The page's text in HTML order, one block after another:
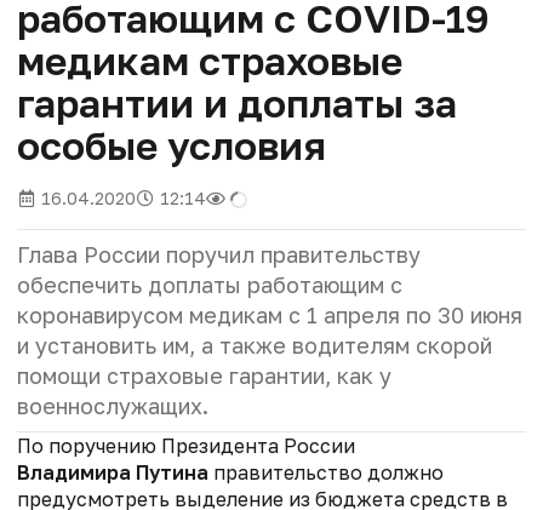
работающим с COVID-19
медикам страховые
гарантии и доплаты за
особые условия
16.04.2020 12:14
Глава России поручил правительству
обеспечить доплаты работающим с
коронавирусом медикам с 1 апреля по 30 июня
и установить им, а также водителям скорой
помощи страховые гарантии, как у
военнослужащих.
По поручению Президента России
Владимира Путина правительство должно
предусмотреть выделение из бюджета средств в